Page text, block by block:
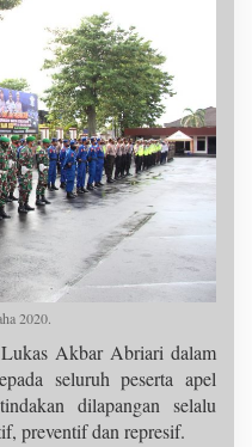
2020.
Akbar Abriari dalam
seluruh peserta apel
dilapangan selalu
preventif dan represif.